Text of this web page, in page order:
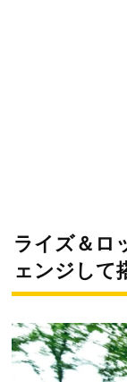
ライズ＆ロ
ェンジして